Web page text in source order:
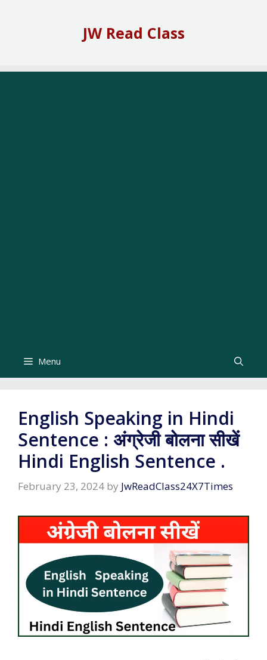
JW Read Class
Menu
English Speaking in Hindi
Sentence : अंग्रेजी बोलना सीखें
Hindi English Sentence .
February 23, 2024 by JwReadClass24X7Times